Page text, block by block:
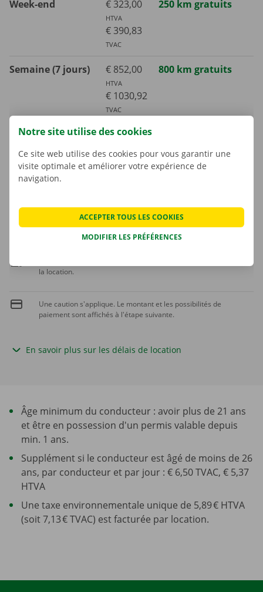
Week-end € 323,00
HTVA
€ 390,83
TVAC
250 km gratuits
Semaine (7 jours) € 852,00
HTVA
€ 1030,92
TVAC
800 km gratuits
Mois (30 jours) € 2765,00
€ 3345,65
Kilomètre supplémentaire
€ 0,40HTVA
la location.
Une caution s'applique. Le montant et les possibilités de
paiement sont affichés à l'étape suivante.
En savoir plus sur les délais de location
Âge minimum du conducteur : avoir plus de 21 ans
et être en possession d'un permis valable depuis
min. 1 ans.
Supplément si le conducteur est âgé de moins de 26
ans, par conducteur et par jour : € 6,50 TVAC, € 5,37
HTVA
Une taxe environnementale unique de 5,89 € HTVA
(soit 7,13 € TVAC) est facturée par location.
Notre site utilise des cookies
Ce site web utilise des cookies pour vous garantir une
visite optimale et améliorer votre expérience de
navigation.
MODIFIER LES PRÉFÉRENCES
ACCEPTER TOUS LES COOKIES